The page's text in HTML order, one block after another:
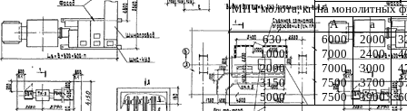
МПЧ молота, кг на монолитных
А
а
630
6000 2000
1000
7000 2400
2000
7000 3000
3150
7500 3700
5000
7500 3900